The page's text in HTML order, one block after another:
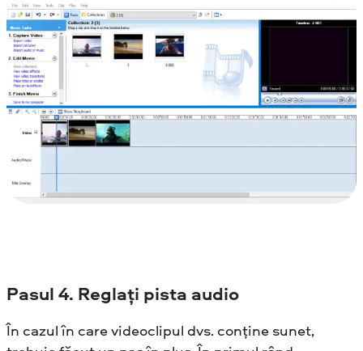
Pasul 4. Reglați pista audio
În cazul în care videoclipul dvs. conține sunet,